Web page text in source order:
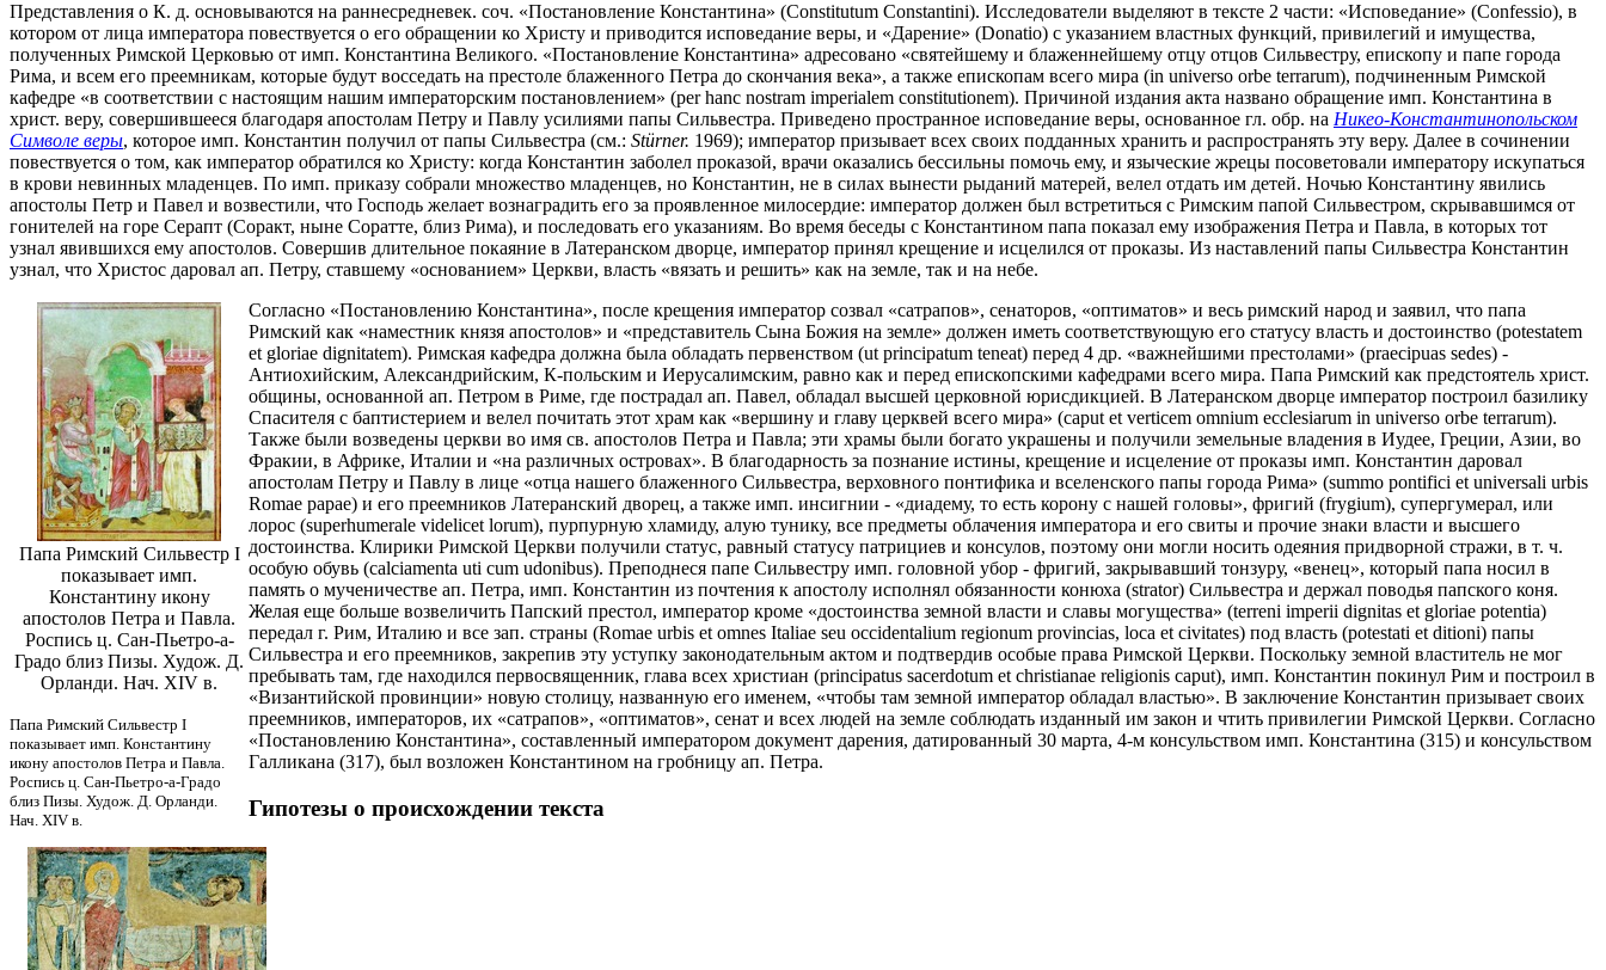
Представления о К. д. основываются на раннесредневек. соч. «Постановление Константина» (Constitutum Constantini). Исследователи выделяют в тексте 2 части: «Исповедание» (Confessio), в
котором от лица императора повествуется о его обращении ко Христу и приводится исповедание веры, и «Дарение» (Donatio) с указанием властных функций, привилегий и имущества,
полученных Римской Церковью от имп. Константина Великого. «Постановление Константина» адресовано «святейшему и блаженнейшему отцу отцов Сильвестру, епископу и папе города
Рима, и всем его преемникам, которые будут восседать на престоле блаженного Петра до скончания века», а также епископам всего мира (in universo orbe terrarum), подчиненным Римской
кафедре «в соответствии с настоящим нашим императорским постановлением» (per hanc nostram imperialem constitutionem). Причиной издания акта названо обращение имп. Константина в
христ. веру, совершившееся благодаря апостолам Петру и Павлу усилиями папы Сильвестра. Приведено пространное исповедание веры, основанное гл. обр. на Никео-Константинопольском
Символе веры, которое имп. Константин получил от папы Сильвестра (см.: Stürner. 1969); император призывает всех своих подданных хранить и распространять эту веру. Далее в сочинении
повествуется о том, как император обратился ко Христу: когда Константин заболел проказой, врачи оказались бессильны помочь ему, и языческие жрецы посоветовали императору искупаться
в крови невинных младенцев. По имп. приказу собрали множество младенцев, но Константин, не в силах вынести рыданий матерей, велел отдать им детей. Ночью Константину явились
апостолы Петр и Павел и возвестили, что Господь желает вознаградить его за проявленное милосердие: император должен был встретиться с Римским папой Сильвестром, скрывавшимся от
гонителей на горе Серапт (Соракт, ныне Соратте, близ Рима), и последовать его указаниям. Во время беседы с Константином папа показал ему изображения Петра и Павла, в которых тот
узнал явившихся ему апостолов. Совершив длительное покаяние в Латеранском дворце, император принял крещение и исцелился от проказы. Из наставлений папы Сильвестра Константин
узнал, что Христос даровал ап. Петру, ставшему «основанием» Церкви, власть «вязать и решить» как на земле, так и на небе.
Папа Римский Сильвестр I
показывает имп.
Константину икону
апостолов Петра и Павла.
Роспись ц. Сан-Пьетро-а-
Градо близ Пизы. Худож. Д.
Орланди. Нач. XIV в.
Папа Римский Сильвестр I
показывает имп. Константину
икону апостолов Петра и Павла.
Роспись ц. Сан-Пьетро-а-Градо
близ Пизы. Худож. Д. Орланди.
Нач. XIV в.
Согласно «Постановлению Константина», после крещения император созвал «сатрапов», сенаторов, «оптиматов» и весь римский народ и заявил, что папа
Римский как «наместник князя апостолов» и «представитель Сына Божия на земле» должен иметь соответствующую его статусу власть и достоинство (potestatem
et gloriae dignitatem). Римская кафедра должна была обладать первенством (ut principatum teneat) перед 4 др. «важнейшими престолами» (praecipuas sedes) -
Антиохийским, Александрийским, К-польским и Иерусалимским, равно как и перед епископскими кафедрами всего мира. Папа Римский как предстоятель христ.
общины, основанной ап. Петром в Риме, где пострадал ап. Павел, обладал высшей церковной юрисдикцией. В Латеранском дворце император построил базилику
Спасителя с баптистерием и велел почитать этот храм как «вершину и главу церквей всего мира» (caput et verticem omnium ecclesiarum in universo orbe terrarum).
Также были возведены церкви во имя св. апостолов Петра и Павла; эти храмы были богато украшены и получили земельные владения в Иудее, Греции, Азии, во
Фракии, в Африке, Италии и «на различных островах». В благодарность за познание истины, крещение и исцеление от проказы имп. Константин даровал
апостолам Петру и Павлу в лице «отца нашего блаженного Сильвестра, верховного понтифика и вселенского папы города Рима» (summo pontifici et universali urbis
Romae papae) и его преемников Латеранский дворец, а также имп. инсигнии - «диадему, то есть корону с нашей головы», фригий (frygium), супергумерал, или
лорос (superhumerale videlicet lorum), пурпурную хламиду, алую тунику, все предметы облачения императора и его свиты и прочие знаки власти и высшего
достоинства. Клирики Римской Церкви получили статус, равный статусу патрициев и консулов, поэтому они могли носить одеяния придворной стражи, в т. ч.
особую обувь (calciamenta uti cum udonibus). Преподнеся папе Сильвестру имп. головной убор - фригий, закрывавший тонзуру, «венец», который папа носил в
память о мученичестве ап. Петра, имп. Константин из почтения к апостолу исполнял обязанности конюха (strator) Сильвестра и держал поводья папского коня.
Желая еще больше возвеличить Папский престол, император кроме «достоинства земной власти и славы могущества» (terreni imperii dignitas et gloriae potentia)
передал г. Рим, Италию и все зап. страны (Romae urbis et omnes Italiae seu occidentalium regionum provincias, loca et civitates) под власть (potestati et ditioni) папы
Сильвестра и его преемников, закрепив эту уступку законодательным актом и подтвердив особые права Римской Церкви. Поскольку земной властитель не мог
пребывать там, где находился первосвященник, глава всех христиан (principatus sacerdotum et christianae religionis caput), имп. Константин покинул Рим и построил в
«Византийской провинции» новую столицу, названную его именем, «чтобы там земной император обладал властью». В заключение Константин призывает своих
преемников, императоров, их «сатрапов», «оптиматов», сенат и всех людей на земле соблюдать изданный им закон и чтить привилегии Римской Церкви. Согласно
«Постановлению Константина», составленный императором документ дарения, датированный 30 марта, 4-м консульством имп. Константина (315) и консульством
Галликана (317), был возложен Константином на гробницу ап. Петра.
Гипотезы о происхождении текста